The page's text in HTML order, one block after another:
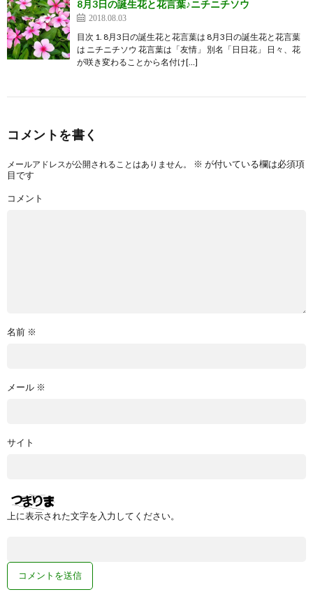
8月3日の誕生花と花言葉♪ニチニチソウ
2018.08.03
目次 1. 8月3日の誕生花と花言葉は 8月3日の誕生花と花言葉
は ニチニチソウ 花言葉は「友情」 別名「日日花」 日々、花
が咲き変わることから名付け[…]
コメントを書く
メールアドレスが公開されることはありません。 ※ が付いている欄は必須項
目です
コメント
名前 ※
メール ※
サイト
上に表示された文字を入力してください。